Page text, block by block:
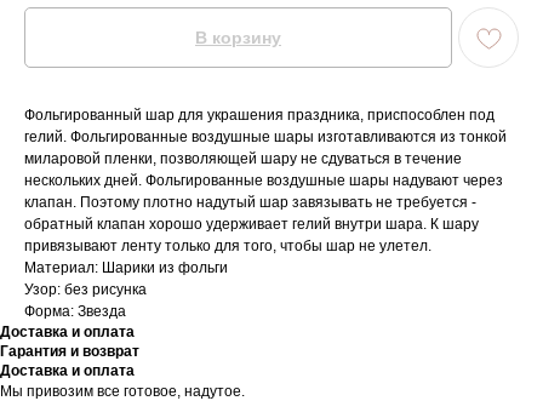
В корзину
Фольгированный шар для украшения праздника, приспособлен под
гелий. Фольгированные воздушные шары изготавливаются из тонкой
миларовой пленки, позволяющей шару не сдуваться в течение
нескольких дней. Фольгированные воздушные шары надувают через
клапан. Поэтому плотно надутый шар завязывать не требуется -
обратный клапан хорошо удерживает гелий внутри шара. К шару
привязывают ленту только для того, чтобы шар не улетел.
Материал: Шарики из фольги
Узор: без рисунка
Форма: Звезда
Доставка и оплата
Гарантия и возврат
Доставка и оплата
Мы привозим все готовое, надутое.